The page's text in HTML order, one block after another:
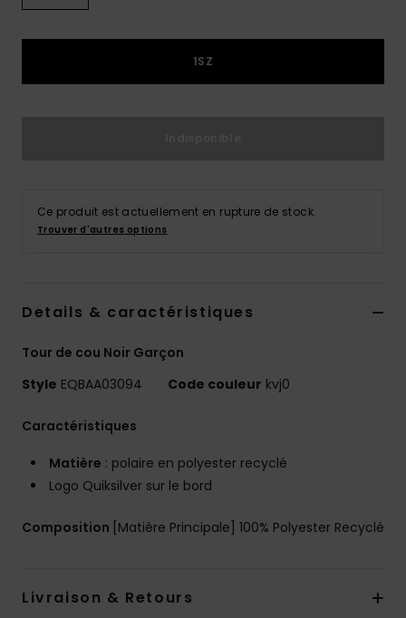
1SZ
Ce produit est actuellement en rupture de stock.
Trouver d'autres options
Details & caractéristiques
Tour de cou Noir Garçon
Style EQBAA03094 Code couleur kvj0
Caractéristiques
Matière : polaire en polyester recyclé
Logo Quiksilver sur le bord
Composition [Matière Principale] 100% Polyester Recyclé
Livraison & Retours